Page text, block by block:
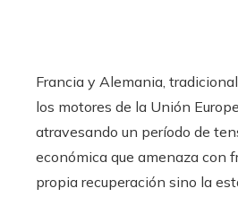
Francia y Alemania,
los motores de la Unión
atravesando un período de
económica que amenaza con
propia recuperación sino la